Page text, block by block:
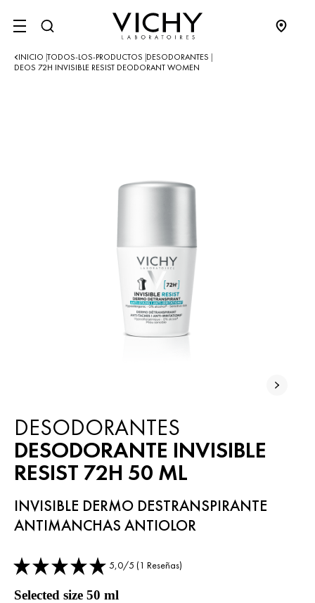
SITE MENU
INICIO TODOS-LOS-PRODUCTOS DESODORANTES
DEOS 72H INVISIBLE RESIST DEODORANT WOMEN
DESODORANTES
DESODORANTE INVISIBLE
RESIST 72H 50 ML
INVISIBLE DERMO DESTRANSPIRANTE
ANTIMANCHAS ANTIOLOR
5,0/5 (1 Reseñas)
Selected size 50 ml